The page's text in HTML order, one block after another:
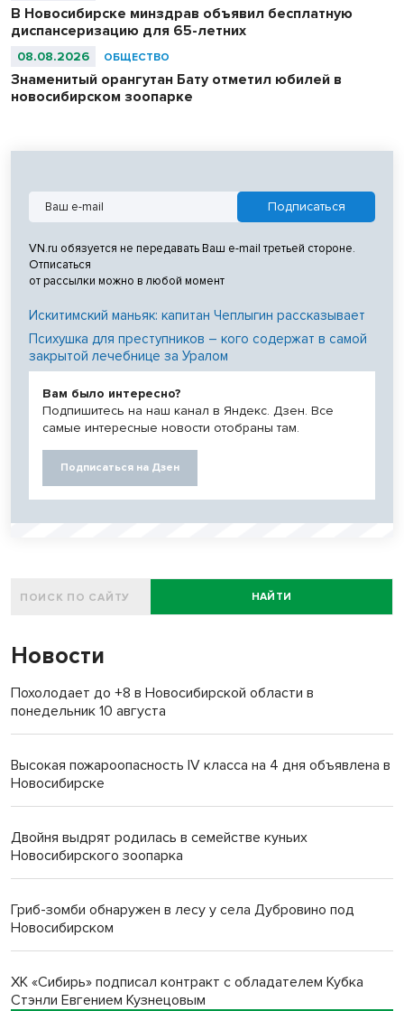
В Новосибирске минздрав объявил бесплатную
диспансеризацию для 65-летних
08.08.2026 ОБЩЕСТВО
Знаменитый орангутан Бату отметил юбилей в
новосибирском зоопарке
VN.ru обязуется не передавать Ваш e-mail третьей стороне.
Отписаться
от рассылки можно в любой момент
Искитимский маньяк: капитан Чеплыгин рассказывает
Психушка для преступников – кого содержат в самой
закрытой лечебнице за Уралом
Вам было интересно?
Подпишитесь на наш канал в Яндекс. Дзен. Все
самые интересные новости отобраны там.
Подписаться на Дзен
НАЙТИ
Новости
Похолодает до +8 в Новосибирской области в
понедельник 10 августа
Высокая пожароопасность IV класса на 4 дня объявлена в
Новосибирске
Двойня выдрят родилась в семействе куньих
Новосибирского зоопарка
Гриб-зомби обнаружен в лесу у села Дубровино под
Новосибирском
ХК «Сибирь» подписал контракт с обладателем Кубка
Стэнли Евгением Кузнецовым